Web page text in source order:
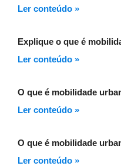
Ler conteúdo »
Explique o que é
Ler conteúdo »
O que é mobilidade
Ler conteúdo »
O que é mobilidade
Ler conteúdo »